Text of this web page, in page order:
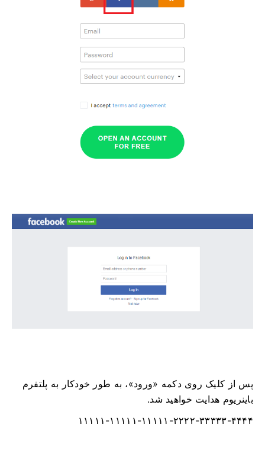
پس از کلیک روی دکمه «ورود»، به طور خودکار به پلتفرم
باینریوم هدایت خواهید شد.
۱۱۱۱۱-۱۱۱۱۱-۱۱۱۱۱-۲۲۲۲-۳۳۳۳۳-۴۴۴۴